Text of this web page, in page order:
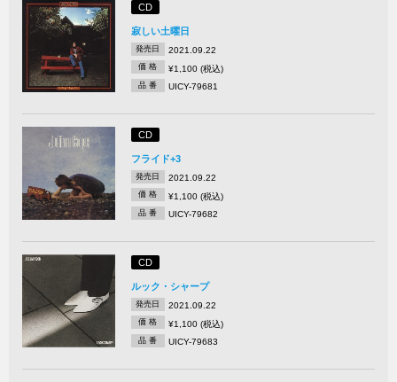
CD
寂しい土曜日
発売日 2021.09.22
価 格 ¥1,100 (税込)
品 番 UICY-79681
CD
フライド+3
発売日 2021.09.22
価 格 ¥1,100 (税込)
品 番 UICY-79682
CD
ルック・シャープ
発売日 2021.09.22
価 格 ¥1,100 (税込)
品 番 UICY-79683